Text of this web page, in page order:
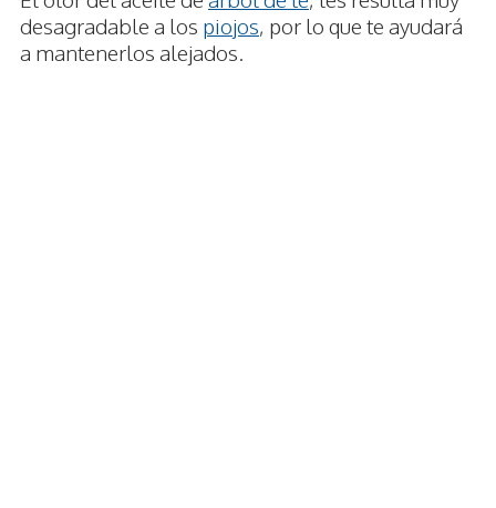
desagradable a los piojos, por lo que te ayudará
a mantenerlos alejados.